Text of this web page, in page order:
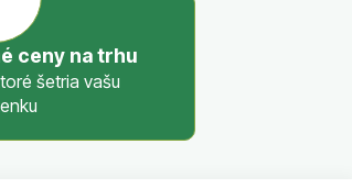
ceny na trhu
šetria vašu